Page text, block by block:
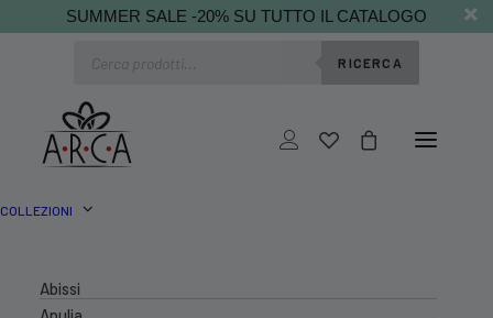
SUMMER SALE -20% SU TUTTO IL CATALOGO
RICERCA
COLLEZIONI
Abissi